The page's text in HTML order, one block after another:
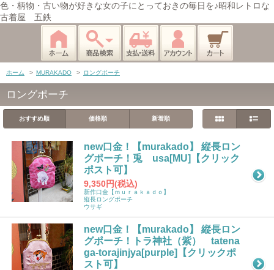
色・柄物・古い物が好きな女の子にとっておきの毎日を♪昭和レトロな
古着屋 五鉄
ホーム > MURAKADO > ロングポーチ
ロングポーチ
おすすめ順 価格順 新着順
new口金！【murakado】 縦長ロン
グポーチ！兎 usa[MU]【クリック
ポスト可】
9,350円(税込)
新作口金【ｍｕｒａｋａｄｏ】
縦長ロングポーチ
ウサギ
new口金！【murakado】 縦長ロン
グポーチ！トラ神社（紫） tatena
ga-torajinjya[purple]【クリックポ
スト可】